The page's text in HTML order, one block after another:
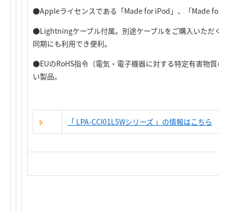
●Appleライセンスである「Made for iPod」、「Made for
●Lightningケーブル付属。別途ケーブルをご購入いただく
同期にも利用でき便利。
●EUのRoHS指令（電気・電子機器に対する特定有害物質の
い製品。
「 LPA-CCI01L5Wシリーズ 」の情報はこちら